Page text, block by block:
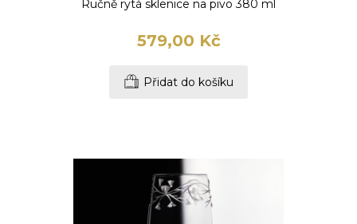
Ručně rytá sklenice na pivo 380 ml
579,00 Kč
Přidat do košíku